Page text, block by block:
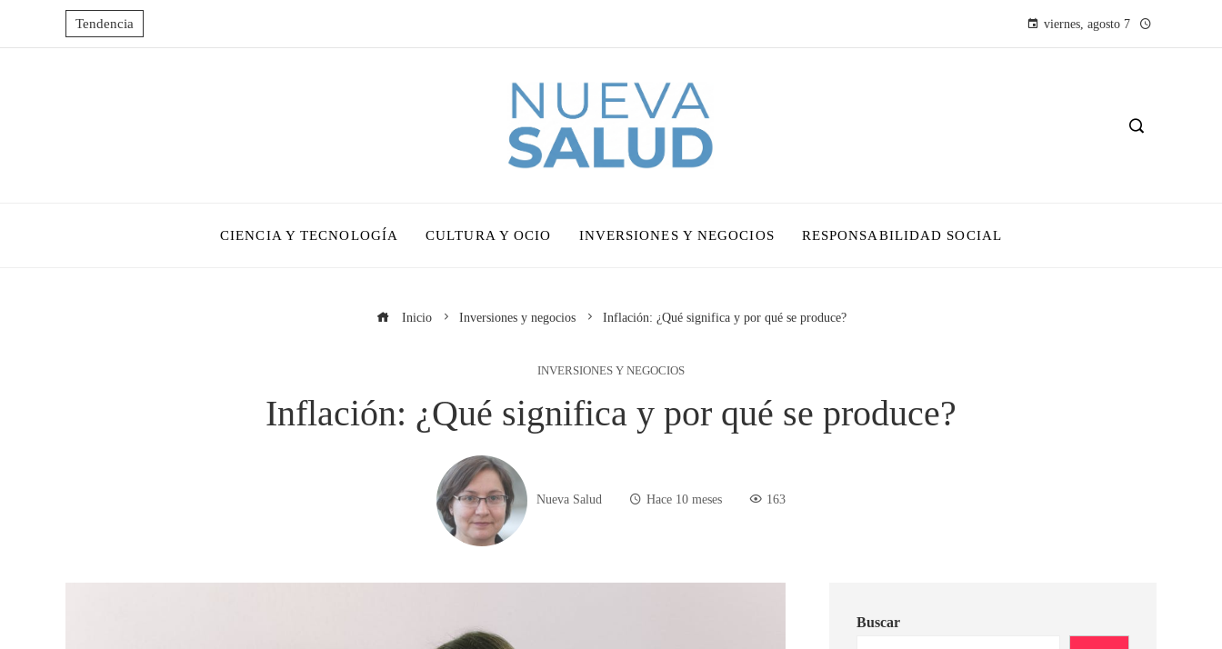
Tendencia viernes, agosto 7
CIENCIA Y TECNOLOGÍA CULTURA Y OCIO INVERSIONES Y NEGOCIOS RESPONSABILIDAD SOCIAL
Inicio Inversiones y negocios Inflación: ¿Qué significa y por qué se produce?
INVERSIONES Y NEGOCIOS
Inflación: ¿Qué significa y por qué se produce?
Nueva Salud Hace 10 meses 163
Buscar